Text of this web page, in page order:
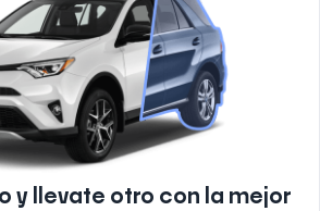
y llevate otro con la mejor